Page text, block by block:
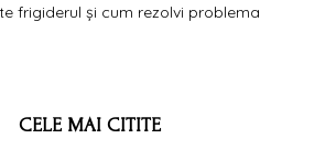
frigiderul și cum rezolvi problema
CELE MAI CITITE